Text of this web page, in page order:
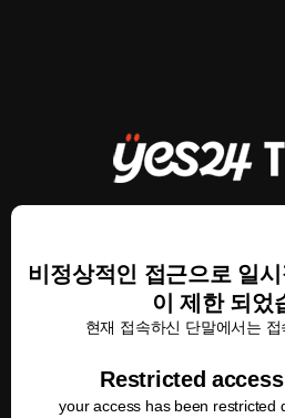
비정상적인 접근으로 일
이 제한 되었
현재 접속하신 단말에서는
Restricted
your access has been restricted